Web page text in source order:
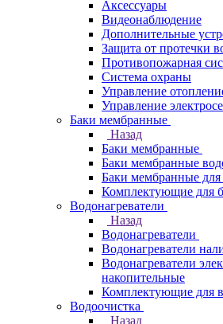
Аксессуары
Видеонаблюдение
Дополнительные
Защита от протечки
Противопожарная
Система охраны
Управление
Управление
Баки мембранные
Назад
Баки мембранные
Баки мембранные
Баки мембранные для
Комплектующие для
Водонагреватели
Назад
Водонагреватели
Водонагреватели
Водонагреватели
накопительные
Комплектующие для
Водоочистка
Назад